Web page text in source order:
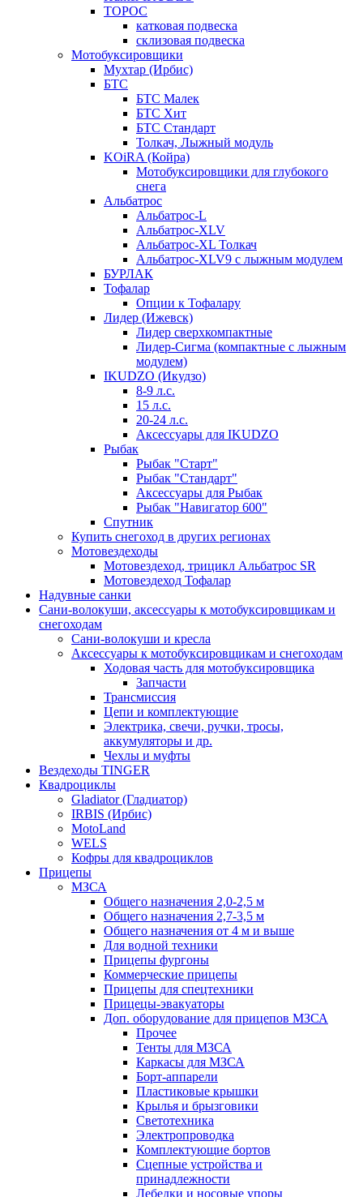
ТОРОС
катковая подвеска
склизовая подвеска
Мотобуксировщики
Мухтар (Ирбис)
БТС
БТС Малек
БТС Хит
БТС Стандарт
Толкач, Лыжный модуль
KOiRA (Койра)
Мотобуксировщики для глубокого
снега
Альбатрос
Альбатрос-L
Альбатрос-XLV
Альбатрос-XL Толкач
Альбатрос-XLV9 с лыжным модулем
БУРЛАК
Тофалар
Опции к Тофалару
Лидер (Ижевск)
Лидер сверхкомпактные
Лидер-Сигма (компактные с лыжным
модулем)
IKUDZO (Икудзо)
8-9 л.с.
15 л.с.
20-24 л.с.
Аксессуары для IKUDZO
Рыбак
Рыбак "Старт"
Рыбак "Стандарт"
Аксессуары для Рыбак
Рыбак "Навигатор 600"
Спутник
Купить снегоход в других регионах
Мотовездеходы
Мотовездеход, трицикл Альбатрос SR
Мотовездеход Тофалар
Надувные санки
Сани-волокуши, аксессуары к мотобуксировщикам и
снегоходам
Сани-волокуши и кресла
Аксессуары к мотобуксировщикам и снегоходам
Ходовая часть для мотобуксировщика
Запчасти
Трансмиссия
Цепи и комплектующие
Электрика, свечи, ручки, тросы,
аккумуляторы и др.
Чехлы и муфты
Вездеходы TINGER
Квадроциклы
Gladiator (Гладиатор)
IRBIS (Ирбис)
MotoLand
WELS
Кофры для квадроциклов
Прицепы
МЗСА
Общего назначения 2,0-2,5 м
Общего назначения 2,7-3,5 м
Общего назначения от 4 м и выше
Для водной техники
Прицепы фургоны
Коммерческие прицепы
Прицепы для спецтехники
Прицецы-эвакуаторы
Доп. оборудование для прицепов МЗСА
Прочее
Тенты для МЗСА
Каркасы для МЗСА
Борт-аппарели
Пластиковые крышки
Крылья и брызговики
Светотехника
Электропроводка
Комплектующие бортов
Сцепные устройства и
принадлежности
Лебедки и носовые упоры